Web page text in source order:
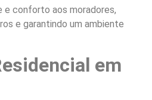
e conforto aos moradores,
e garantindo um ambiente
em